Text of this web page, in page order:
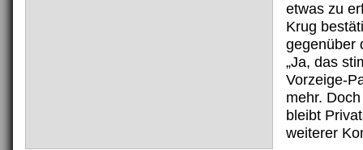
etwas zu
Krug
gegenüber
„Ja, das
Vorzeige-
mehr.
bleibt
weiterer